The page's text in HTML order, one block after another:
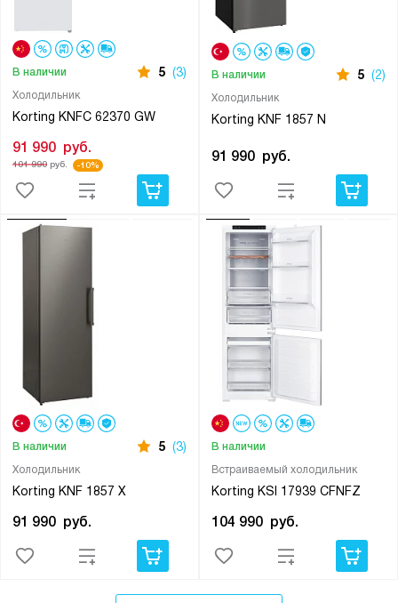
Холодильник
Korting KNFC 62370 GW
В наличии 5 (3)
91 990 руб.
101 990руб. -10%
Холодильник
Korting KNF 1857 N
В наличии 5 (2)
91 990 руб.
Холодильник
Korting KNF 1857 X
В наличии 5 (3)
91 990 руб.
Встраиваемый холодильник
Korting KSI 17939 CFNFZ
В наличии
104 990 руб.